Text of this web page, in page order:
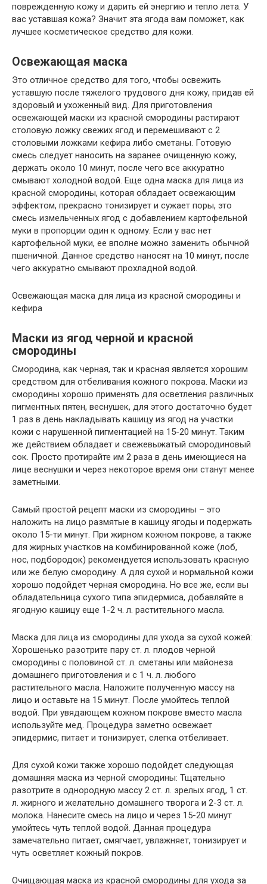
поврежденную кожу и дарить ей энергию и тепло лета. У
вас уставшая кожа? Значит эта ягода вам поможет, как
лучшее косметическое средство для кожи.
Освежающая маска
Это отличное средство для того, чтобы освежить
уставшую после тяжелого трудового дня кожу, придав ей
здоровый и ухоженный вид. Для приготовления
освежающей маски из красной смородины растирают
столовую ложку свежих ягод и перемешивают с 2
столовыми ложками кефира либо сметаны. Готовую
смесь следует наносить на заранее очищенную кожу,
держать около 10 минут, после чего все аккуратно
смывают холодной водой. Еще одна маска для лица из
красной смородины, которая обладает освежающим
эффектом, прекрасно тонизирует и сужает поры, это
смесь измельченных ягод с добавлением картофельной
муки в пропорции один к одному. Если у вас нет
картофельной муки, ее вполне можно заменить обычной
пшеничной. Данное средство наносят на 10 минут, после
чего аккуратно смывают прохладной водой.
Освежающая маска для лица из красной смородины и
кефира
Маски из ягод черной и красной
смородины
Смородина, как черная, так и красная является хорошим
средством для отбеливания кожного покрова. Маски из
смородины хорошо применять для осветления различных
пигментных пятен, веснушек, для этого достаточно будет
1 раз в день накладывать кашицу из ягод на участки
кожи с нарушенной пигментацией на 15-20 минут. Таким
же действием обладает и свежевыжатый смородиновый
сок. Просто протирайте им 2 раза в день имеющиеся на
лице веснушки и через некоторое время они станут менее
заметными.
Самый простой рецепт маски из смородины – это
наложить на лицо размятые в кашицу ягоды и подержать
около 15-ти минут. При жирном кожном покрове, а также
для жирных участков на комбинированной коже (лоб,
нос, подбородок) рекомендуется использовать красную
или же белую смородину. А для сухой и нормальной кожи
хорошо подойдет черная смородина. Но все же, если вы
обладательница сухого типа эпидермиса, добавляйте в
ягодную кашицу еще 1-2 ч. л. растительного масла.
Маска для лица из смородины для ухода за сухой кожей:
Хорошенько разотрите пару ст. л. плодов черной
смородины с половиной ст. л. сметаны или майонеза
домашнего приготовления и с 1 ч. л. любого
растительного масла. Наложите полученную массу на
лицо и оставьте на 15 минут. После умойтесь теплой
водой. При увядающем кожном покрове вместо масла
используйте мед. Процедура заметно освежает
эпидермис, питает и тонизирует, слегка отбеливает.
Для сухой кожи также хорошо подойдет следующая
домашняя маска из черной смородины: Тщательно
разотрите в однородную массу 2 ст. л. зрелых ягод, 1 ст.
л. жирного и желательно домашнего творога и 2-3 ст. л.
молока. Нанесите смесь на лицо и через 15-20 минут
умойтесь чуть теплой водой. Данная процедура
замечательно питает, смягчает, увлажняет, тонизирует и
чуть осветляет кожный покров.
Очищающая маска из красной смородины для ухода за